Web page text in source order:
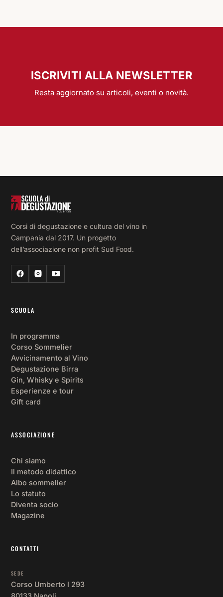
ISCRIVITI ALLA NEWSLETTER
Resta aggiornato su articoli, eventi o novità.
Corsi di degustazione e cultura del vino in
Campania dal 2017. Un progetto
dell’associazione non profit Sud Food.
SCUOLA
In programma
Corso Sommelier
Avvicinamento al Vino
Degustazione Birra
Gin, Whisky e Spirits
Esperienze e tour
Gift card
ASSOCIAZIONE
Chi siamo
Il metodo didattico
Albo sommelier
Lo statuto
Diventa socio
Magazine
CONTATTI
SEDE
Corso Umberto I 293